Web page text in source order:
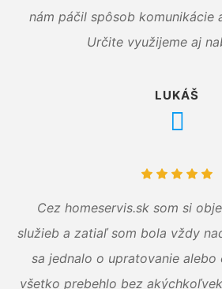
nám páčil spôsob komunikácie
Určite využijeme aj
LUKÁŠ
Cez homeservis.sk som si
služieb a zatiaľ som bola vždy
sa jednalo o upratovanie
všetko prebehlo bez